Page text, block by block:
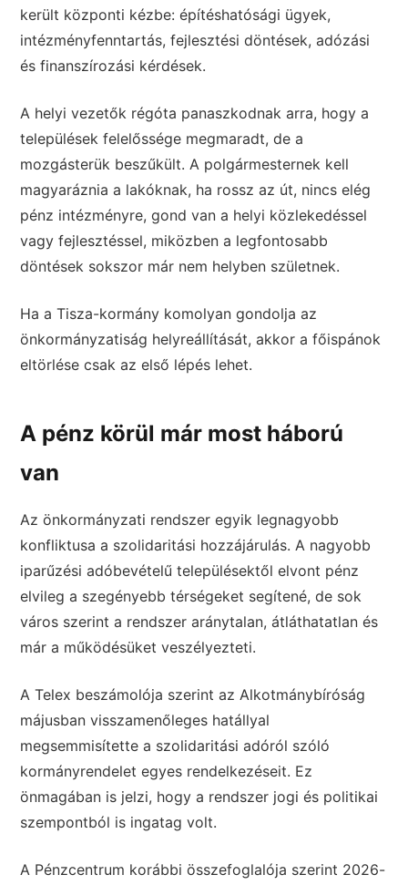
került központi kézbe: építéshatósági ügyek,
intézményfenntartás, fejlesztési döntések, adózási
és finanszírozási kérdések.
A helyi vezetők régóta panaszkodnak arra, hogy a
települések felelőssége megmaradt, de a
mozgásterük beszűkült. A polgármesternek kell
magyaráznia a lakóknak, ha rossz az út, nincs elég
pénz intézményre, gond van a helyi közlekedéssel
vagy fejlesztéssel, miközben a legfontosabb
döntések sokszor már nem helyben születnek.
Ha a Tisza-kormány komolyan gondolja az
önkormányzatiság helyreállítását, akkor a főispánok
eltörlése csak az első lépés lehet.
A pénz körül már most háború
van
Az önkormányzati rendszer egyik legnagyobb
konfliktusa a szolidaritási hozzájárulás. A nagyobb
iparűzési adóbevételű településektől elvont pénz
elvileg a szegényebb térségeket segítené, de sok
város szerint a rendszer aránytalan, átláthatatlan és
már a működésüket veszélyezteti.
A Telex beszámolója szerint az Alkotmánybíróság
májusban visszamenőleges hatállyal
megsemmisítette a szolidaritási adóról szóló
kormányrendelet egyes rendelkezéseit. Ez
önmagában is jelzi, hogy a rendszer jogi és politikai
szempontból is ingatag volt.
A Pénzcentrum korábbi összefoglalója szerint 2026-